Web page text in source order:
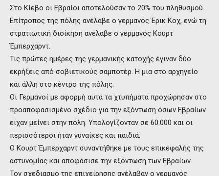
Στο Κίεβο οι Εβραίοι αποτελούσαν το 20% του πληθυσμού.
Επίτροπος της πόλης ανέλαβε ο γερμανός Έρικ Κοχ, ενώ τη
στρατιωτική διοίκηση ανέλαβε ο γερμανός Κουρτ
Έμπερχαρντ.
Τις πρώτες ημέρες της γερμανικής κατοχής έγιναν δύο
εκρήξεις από σοβιετικούς σαμποτέρ. Η μια στο αρχηγείο
και άλλη στο κέντρο της πόλης.
Οι Γερμανοί με αφορμή αυτά τα χτυπήματα προχώρησαν στο
προαποφασισμένο σχέδιο για την εξόντωση όσων Εβραίων
είχαν μείνει στην πόλη. Υπολογίζονταν σε 60.000 και οι
περισσότεροι ήταν γυναίκες και παιδιά.
Ο Κουρτ Έμπερχαρντ συναντήθηκε με τους επικεφαλής της
αστυνομίας και αποφάσισε την εξόντωση των Εβραίων.
Τον σχεδιασμό της επιχείρησης ανέλαβαν ο γερμανός